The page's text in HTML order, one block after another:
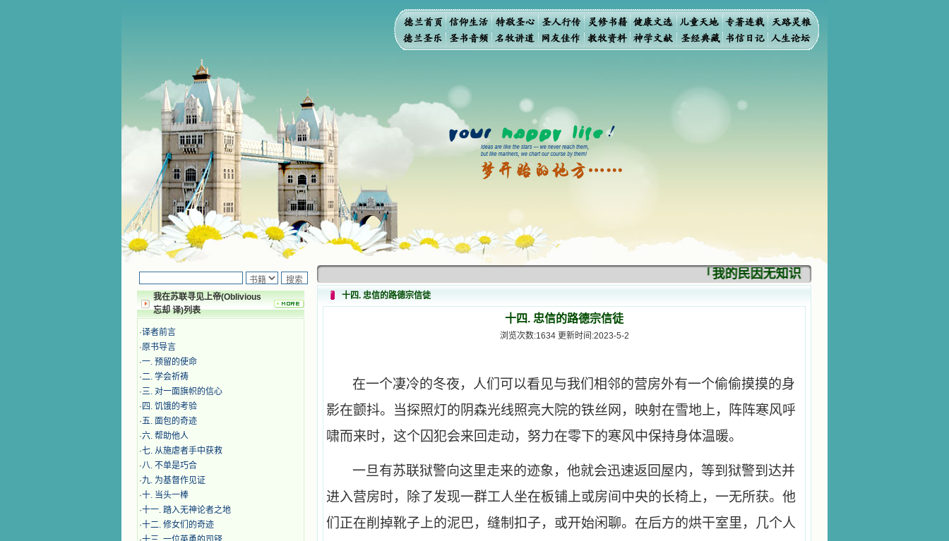
我在苏联寻见上帝(Oblivious
忘却 译)列表
·译者前言
·原书导言
·一. 预留的使命
·二. 学会祈祷
·三. 对一面旗帜的信心
· 四. 饥饿的考验
·五. 面包的奇迹
·六. 帮助他人
·七. 从施虐者手中获救
·八. 不单是巧合
·九. 为基督作见证
·十. 当头一棒
·十一. 踏入无神论者之地
·十二. 修女们的奇迹
「我的民因无知识而灭亡。你弃掉知识，我也
十四. 忠信的路德宗信徒
十四. 忠信的路德宗信徒
浏览次数:1634 更新时间:2023-5-2
在一个凄冷的冬夜，人们可以看见与我们相邻的营房外有一个偷偷摸摸的身
影在颤抖。当探照灯的阴森光线照亮大院的铁丝网，映射在雪地上，阵阵寒风呼
啸而来时，这个囚犯会来回走动，努力在零下的寒风中保持身体温暖。
一旦有苏联狱警向这里走来的迹象，他就会迅速返回屋内，等到狱警到达并
进入营房时，除了发现一群工人坐在板铺上或房间中央的长椅上，一无所获。他
们正在削掉靴子上的泥巴，缝制扣子，或开始闲聊。在后方的烘干室里，几个人